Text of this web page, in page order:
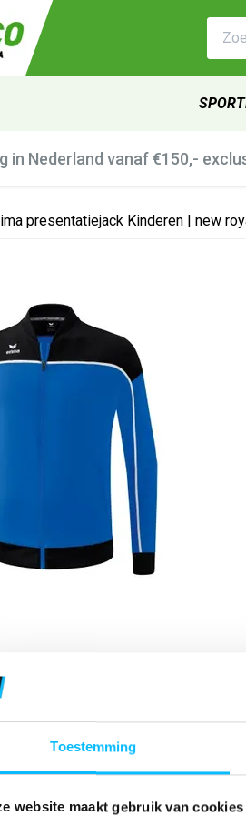
Toestemming
website maakt gebruik van cookies
in Nederland vanaf €150,-
presentatiejack Kinderen | new